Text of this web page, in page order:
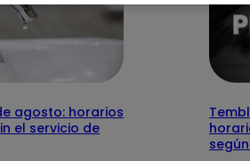
agosto: horarios
el servicio de